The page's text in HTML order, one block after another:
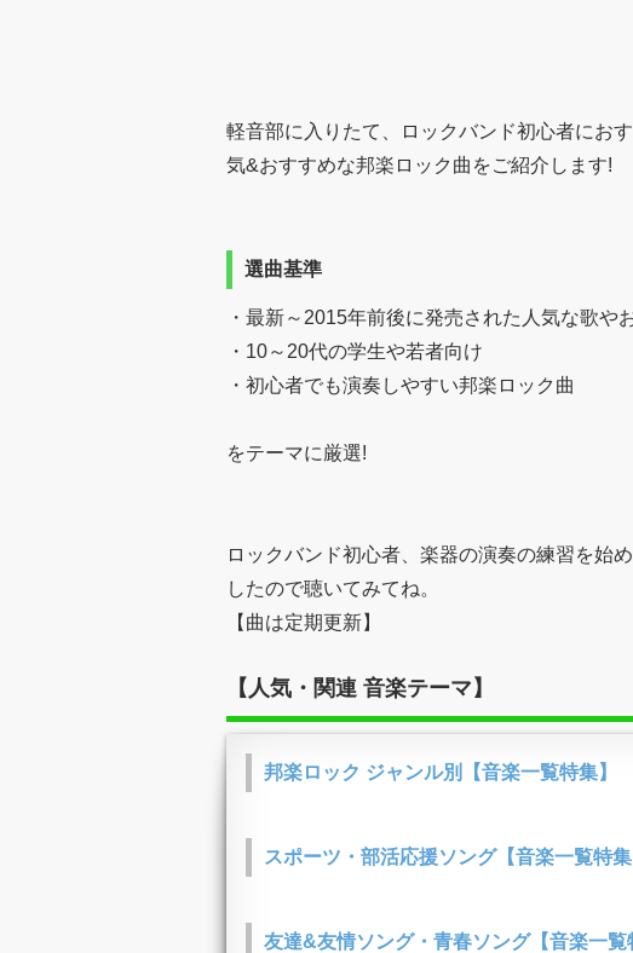
軽音部に入りたて、ロックバンド初心者にお
気&おすすめな邦楽ロック曲をご紹介します!
選曲基準
・最新～2015年前後に発売された人気な歌や
・10～20代の学生や若者向け
・初心者でも演奏しやすい邦楽ロック曲
をテーマに厳選!
ロックバンド初心者、楽器の演奏の練習を始
したので聴いてみてね。
【曲は定期更新】
【人気・関連 音楽テーマ】
邦楽ロック ジャンル別【音楽一覧特集】
スポーツ・部活応援ソング【音楽一覧特集
友達&友情ソング・青春ソング【音楽一覧